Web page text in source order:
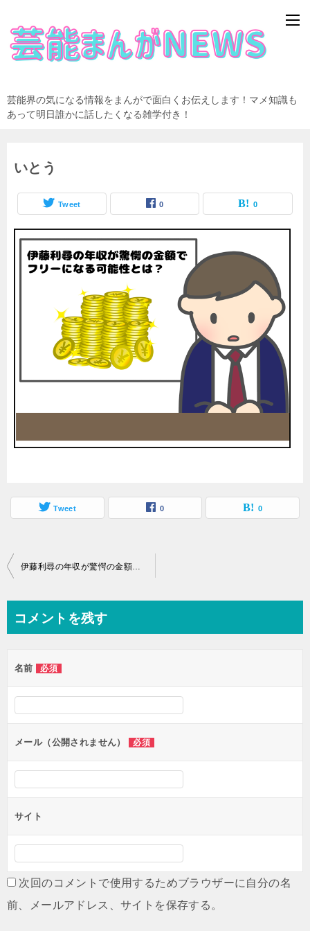
芸能界の気になる情報をまんがで面白くお伝えします！マメ知識も
あって明日誰かに話したくなる雑学付き！
いとう
Tweet 0 0
Tweet 0 0
投
ビ
ー
シ
ン
伊藤利尋の年収が驚愕の金額でフリーになる可能性とは？
コメントを残す
名前 必須
メール（公開されません） 必須
サイト
次回のコメントで使用するためブラウザーに自分の名
前、メールアドレス、サイトを保存する。